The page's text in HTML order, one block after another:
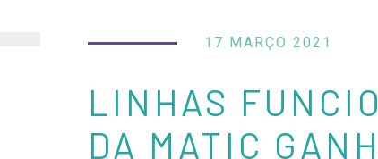
17 MARÇO 2021
LINHAS
DA MATIC